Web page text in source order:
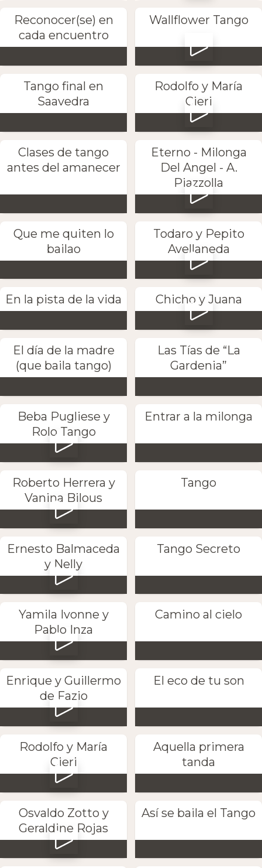
Reconocer(se) en
cada encuentro
Wallflower Tango
Tango final en
Saavedra
Rodolfo y María
Cieri
Clases de tango
antes del amanecer
Eterno - Milonga
Del Angel - A.
Piazzolla
Que me quiten lo
bailao
Todaro y Pepito
Avellaneda
En la pista de la vida Chicho y Juana
El día de la madre
(que baila tango)
Las Tías de “La
Gardenia”
Beba Pugliese y
Rolo Tango
Entrar a la milonga
Roberto Herrera y
Vanina Bilous
Tango
Ernesto Balmaceda
y Nelly
Tango Secreto
Yamila Ivonne y
Pablo Inza
Camino al cielo
Enrique y Guillermo
de Fazio
El eco de tu son
Rodolfo y María
Cieri
Aquella primera
tanda
Osvaldo Zotto y
Geraldine Rojas
Así se baila el Tango